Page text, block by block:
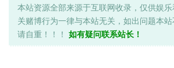
本站资源全部来源于互联网收录，仅供娱
关赌博行为一律与本站无关，如出问题本站
请自重！！！ 如有疑问联系站长！